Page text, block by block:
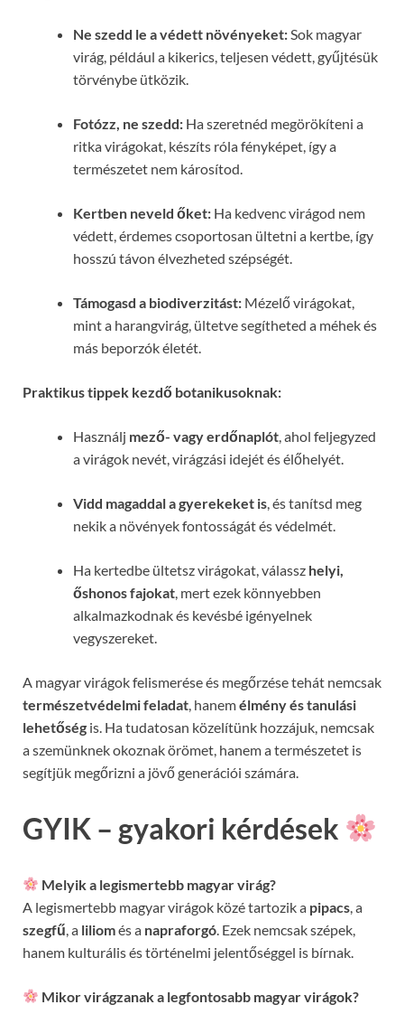
Ne szedd le a védett növényeket:Sok magyar
virág, például a kikerics, teljesen védett, gyűjtésük
törvénybe ütközik.
Fotózz, ne szedd: Ha szeretnéd megörökíteni a
ritka virágokat, készíts róla fényképet, így a
természetet nem károsítod.
Kertben neveld őket: Ha kedvenc virágod nem
védett, érdemes csoportosan ültetni a kertbe, így
hosszú távon élvezheted szépségét.
Támogasd a biodiverzitást: Mézelő virágokat,
mint a harangvirág, ültetve segítheted a méhek és
más beporzók életét.
Praktikus tippek kezdő botanikusoknak:
Használj mező- vagy erdőnaplót, ahol feljegyzed
a virágok nevét, virágzási idejét és élőhelyét.
Vidd magaddal a gyerekeket is, és tanítsd meg
nekik a növények fontosságát és védelmét.
Ha kertedbe ültetsz virágokat, válassz helyi,
őshonos fajokat, mert ezek könnyebben
alkalmazkodnak és kevésbé igényelnek
vegyszereket.
A magyar virágok felismerése és megőrzése tehát nemcsak
természetvédelmi feladat, hanemélmény és tanulási
lehetőség is. Ha tudatosan közelítünk hozzájuk, nemcsak
a szemünknek okoznak örömet, hanem a természetet is
segítjük megőrizni a jövő generációi számára.
GYIK – gyakori kérdések
Melyik a legismertebb magyar virág?
A legismertebb magyar virágok közé tartozik a pipacs , a
szegfű , a liliomés a napraforgó . Ezek nemcsak szépek,
hanem kulturális és történelmi jelentőséggel is bírnak.
Mikor virágzanak a legfontosabb magyar virágok?